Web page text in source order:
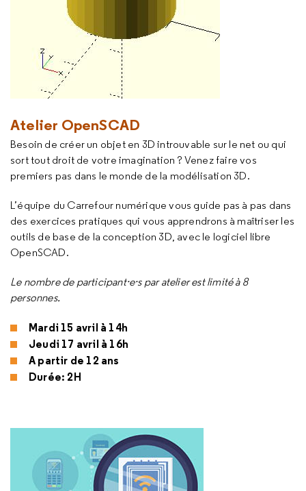
Atelier OpenSCAD
Besoin de créer un objet en 3D introuvable sur le net ou qui
sort tout droit de votre imagination ? Venez faire vos
premiers pas dans le monde de la modélisation 3D.
L’équipe du Carrefour numérique vous guide pas à pas dans
des exercices pratiques qui vous apprendrons à maîtriser les
outils de base de la conception 3D, avec le logiciel libre
OpenSCAD.
Le nombre de participant·e·s par atelier est limité à 8
personnes.
Mardi 15 avril à 14h
Jeudi 17 avril à 16h
A partir de 12 ans
Durée: 2H